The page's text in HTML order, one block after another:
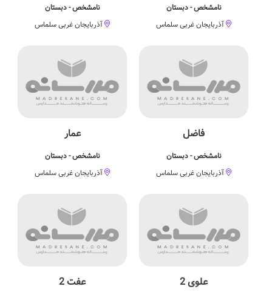
نامشخص - دبستان
آذربایجان غربی سلماس
نامشخص - دبستان
آذربایجان غربی سلماس
فاضل
نامشخص - دبستان
آذربایجان غربی سلماس
عمار
نامشخص - دبستان
آذربایجان غربی سلماس
علوی 2 عفت 2